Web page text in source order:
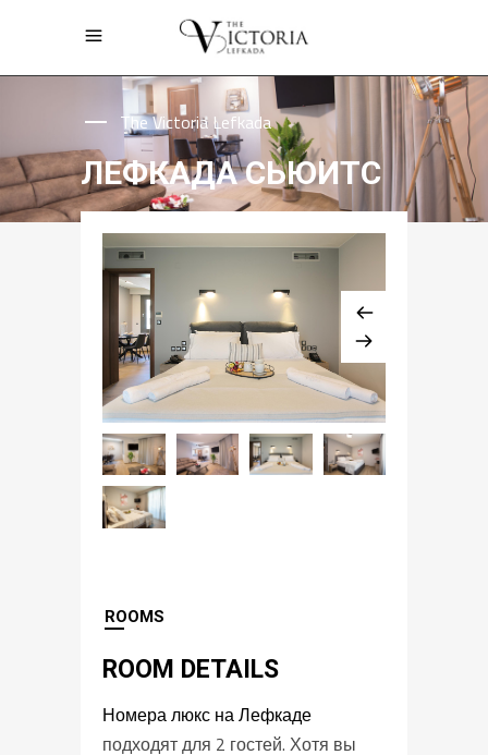
The Victoria Lefkada
ЛЕФКАДА СЬЮИТС
ROOMS
ROOM DETAILS
Номера люкс на Лефкаде
подходят для 2 гостей. Хотя вы